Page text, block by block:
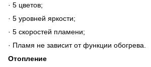
· 5 цветов;
· 5 уровней яркости;
· 5 скоростей пламени;
· Пламя не зависит от функции обогрева.
Отопление